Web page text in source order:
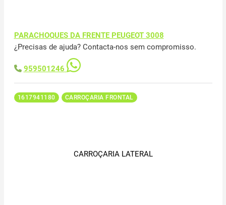
PARACHOQUES DA FRENTE PEUGEOT 3008
¿Precisas de ajuda? Contacta-nos sem compromisso.
959501246
1617941180 CARROÇARIA FRONTAL
CARROÇARIA LATERAL